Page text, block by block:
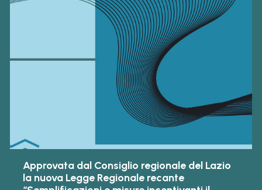
Approvata dal Consiglio regionale del Lazio
la nuova Legge Regionale recante